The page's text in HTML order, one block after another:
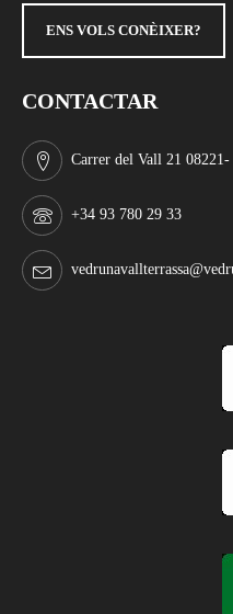
ENS VOLS CONÈIXER?
CONTACTAR
Carrer del Vall 21 08221-
+34 93 780 29 33